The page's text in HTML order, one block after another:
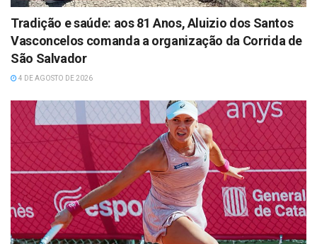
Tradição e saúde: aos 81 Anos, Aluizio dos Santos
Vasconcelos comanda a organização da Corrida de
São Salvador
4 DE AGOSTO DE 2026